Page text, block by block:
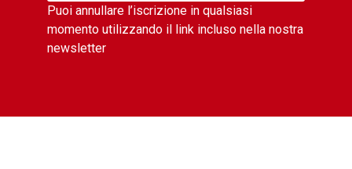
Puoi annullare l’iscrizione in qualsiasi
momento utilizzando il link incluso nella nostra
newsletter